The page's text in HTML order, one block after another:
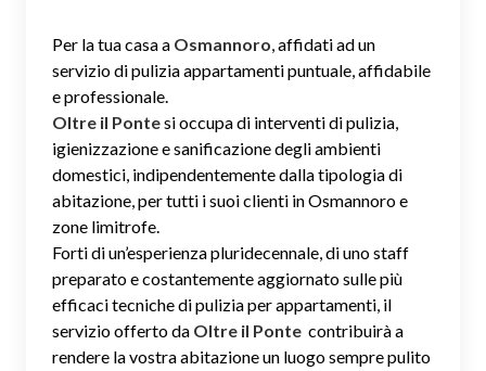
Per la tua casa a Osmannoro, affidati ad un
servizio di pulizia appartamenti puntuale, affidabile
e professionale.
Oltre il Pontesi occupa di interventi di pulizia,
igienizzazione e sanificazione degli ambienti
domestici, indipendentemente dalla tipologia di
abitazione, per tutti i suoi clienti in Osmannoro e
zone limitrofe.
Forti di un’esperienza pluridecennale, di uno staff
preparato e costantemente aggiornato sulle più
efficaci tecniche di pulizia per appartamenti, il
servizio offerto da Oltre il Ponte contribuirà a
rendere la vostra abitazione un luogo sempre pulito